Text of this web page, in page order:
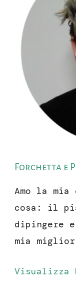
Forchetta e
Amo la
cosa: il
dipingere
mia
Visualizza